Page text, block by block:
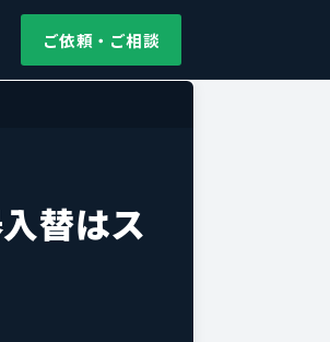
ご依頼・ご相談
替はス